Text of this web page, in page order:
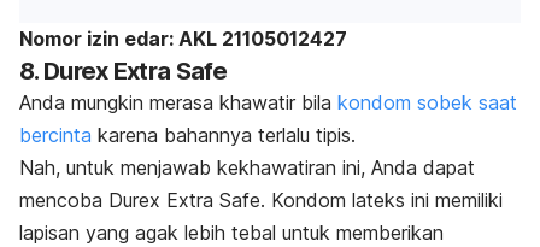
Nomor izin edar: AKL 21105012427
8. Durex Extra Safe
Anda mungkin merasa khawatir bila kondom sobek saat
bercinta karena bahannya terlalu tipis.
Nah, untuk menjawab kekhawatiran ini, Anda dapat
mencoba Durex Extra Safe. Kondom lateks ini memiliki
lapisan yang agak lebih tebal untuk memberikan